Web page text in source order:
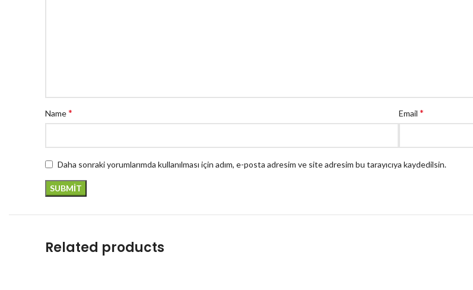
Name* Email *
Daha sonraki yorumlarımda kullanılması için adım, e-posta adresim ve site adresim bu tarayıcıya kaydedilsin.
Related products